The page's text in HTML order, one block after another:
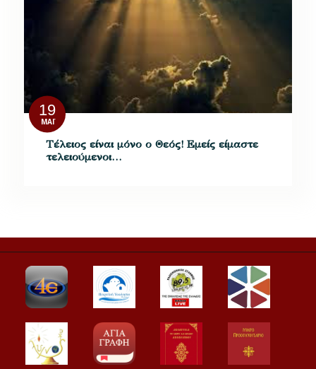
19
ΜΆΙ
Τέλειος είναι μόνο ο Θεός! Εμείς είμαστε
τελειούμενοι…